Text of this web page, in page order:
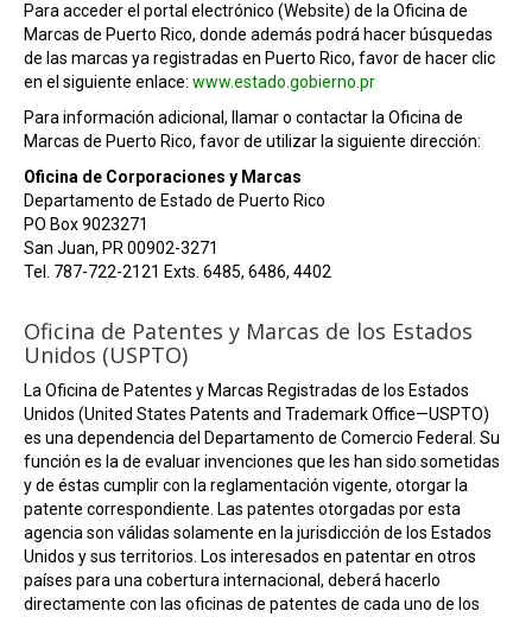
Para acceder el portal electrónico (Website) de la Oficina de
Marcas de Puerto Rico, donde además podrá hacer búsquedas
de las marcas ya registradas en Puerto Rico, favor de hacer clic
en el siguiente enlace: www.estado.gobierno.pr
Para información adicional, llamar o contactar la Oficina de
Marcas de Puerto Rico, favor de utilizar la siguiente dirección:
Oficina de Corporaciones y Marcas
Departamento de Estado de Puerto Rico
PO Box 9023271
San Juan, PR 00902-3271
Tel. 787-722-2121 Exts. 6485, 6486, 4402
Oficina de Patentes y Marcas de los Estados
Unidos (USPTO)
La Oficina de Patentes y Marcas Registradas de los Estados
Unidos (United States Patents and Trademark Office—USPTO)
es una dependencia del Departamento de Comercio Federal. Su
función es la de evaluar invenciones que les han sido sometidas
y de éstas cumplir con la reglamentación vigente, otorgar la
patente correspondiente. Las patentes otorgadas por esta
agencia son válidas solamente en la jurisdicción de los Estados
Unidos y sus territorios. Los interesados en patentar en otros
países para una cobertura internacional, deberá hacerlo
directamente con las oficinas de patentes de cada uno de los